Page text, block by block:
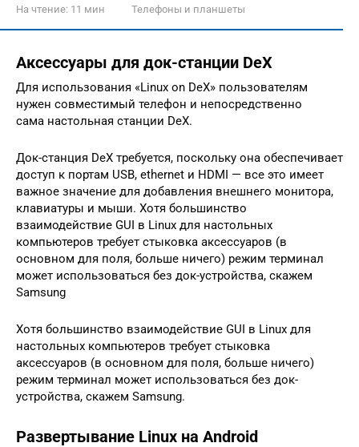
На чтение: 11 мин Телефоны и планшеты
Аксессуары для док-станции DeX
Для использования «Linux on DeX» пользователям
нужен совместимый телефон и непосредственно
сама настольная станции DeX.
Док-станция DeX требуется, поскольку она обеспечивает
доступ к портам USB, ethernet и HDMI — все это имеет
важное значение для добавления внешнего монитора,
клавиатуры и мыши. Хотя большинство
взаимодействие GUI в Linux для настольных
компьютеров требует стыковка аксессуаров (в
основном для поля, больше ничего) режим терминал
может использоваться без док-устройства, скажем
Samsung
Хотя большинство взаимодействие GUI в Linux для
настольных компьютеров требует стыковка
аксессуаров (в основном для поля, больше ничего)
режим терминал может использоваться без док-
устройства, скажем Samsung.
Развертывание Linux на Android